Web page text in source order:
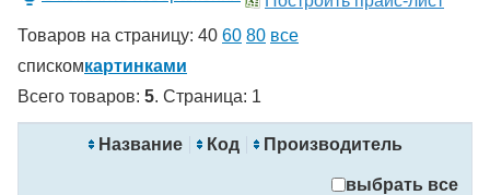
спецпредложение
Товаров на страницу: 40 60 80 все
спискомкартинками
Всего товаров: 5. Страница: 1
Название Код Производитель
выбрать все